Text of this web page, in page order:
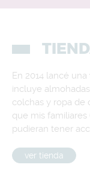
En 2014 lancé una
incluye
colchas y ropa de
que mis
pudieran tener
ver tienda